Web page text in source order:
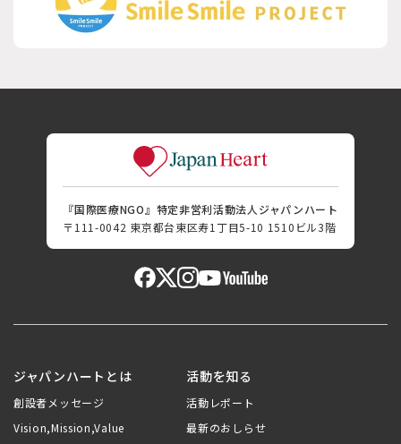
『国際医療NGO』特定非営利活動法人ジャパンハート
〒111-0042 東京都台東区寿1丁目5-10 1510ビル3階
ジャパンハートとは
創設者メッセージ
Vision,Mission,Value
活動を知る
活動レポート
最新のおしらせ